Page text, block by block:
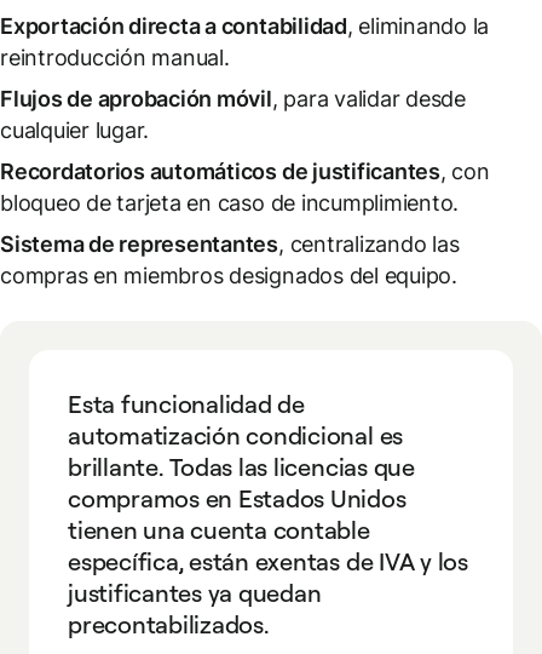
Exportación directa a contabilidad, eliminando la
reintroducción manual.
Flujos de aprobación móvil, para validar desde
cualquier lugar.
Recordatorios automáticos de justificantes, con
bloqueo de tarjeta en caso de incumplimiento.
Sistema de representantes, centralizando las
compras en miembros designados del equipo.
Esta funcionalidad de
automatización condicional es
brillante. Todas las licencias que
compramos en Estados Unidos
tienen una cuenta contable
específica, están exentas de IVA y los
justificantes ya quedan
precontabilizados.